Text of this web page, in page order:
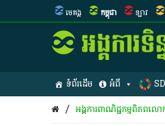
មេគង្គ កម្ពុជា ឡាវ
ទំព័រដើម អំពី
/ អង្គការ​ពាណិជ្ជកម្ម​ពិភពល